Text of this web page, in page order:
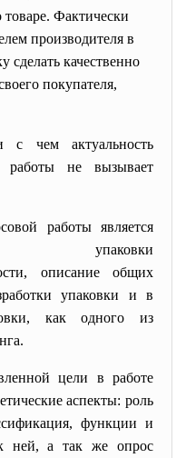
товаре. Фактически
производителя в
сделать качественно
покупателя,
с чем актуальность
работы не вызывает
работы является
упаковки
описание общих
упаковки и в
как одного из
цели в работе
аспекты: роль
функции и
к ней, а так же опрос